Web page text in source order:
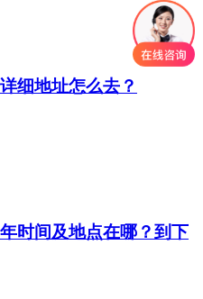
细地址怎么去？
时间及地点在哪？到下